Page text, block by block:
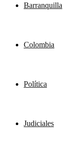
Barranquilla
Colombia
Política
Judiciales